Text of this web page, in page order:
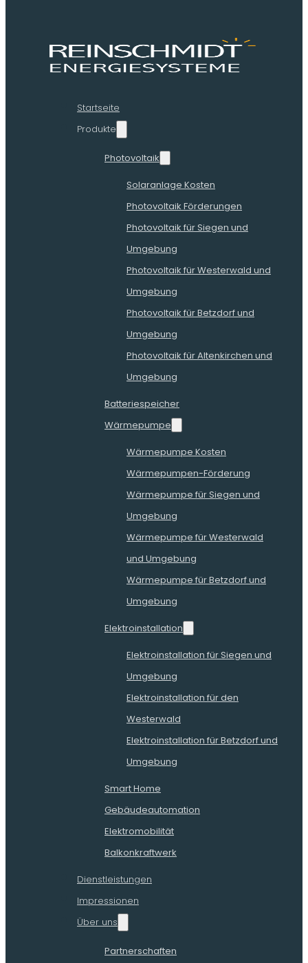
Startseite
Produkte
Photovoltaik
Solaranlage Kosten
Photovoltaik Förderungen
Photovoltaik für Siegen und
Umgebung
Photovoltaik für Westerwald und
Umgebung
Photovoltaik für Betzdorf und
Umgebung
Photovoltaik für Altenkirchen und
Umgebung
Batteriespeicher
Wärmepumpe
Wärmepumpe Kosten
Wärmepumpen-Förderung
Wärmepumpe für Siegen und
Umgebung
Wärmepumpe für Westerwald
und Umgebung
Wärmepumpe für Betzdorf und
Umgebung
Elektroinstallation
Elektroinstallation für Siegen und
Umgebung
Elektroinstallation für den
Westerwald
Elektroinstallation für Betzdorf und
Umgebung
Smart Home
Gebäudeautomation
Elektromobilität
Balkonkraftwerk
Dienstleistungen
Impressionen
Über uns
Partnerschaften